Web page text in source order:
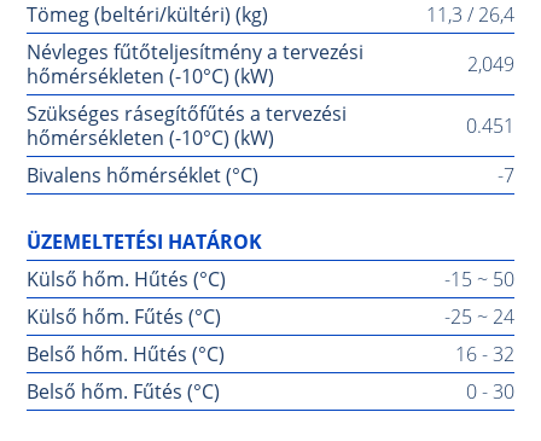
Tömeg (beltéri/kültéri) (kg)
11,3 / 26,4
Névleges fűtőteljesítmény a tervezési
hőmérsékleten (-10°C) (kW)
2,049
Szükséges rásegítőfűtés a tervezési
hőmérsékleten (-10°C) (kW)
0.451
Bivalens hőmérséklet (°C)
-7
ÜZEMELTETÉSI HATÁROK
Külső hőm. Hűtés (°C)
-15 ~ 50
Külső hőm. Fűtés (°C)
-25 ~ 24
Belső hőm. Hűtés (°C)
16 - 32
Belső hőm. Fűtés (°C)
0 - 30